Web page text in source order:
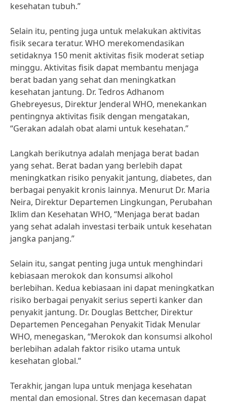
kesehatan tubuh.”
Selain itu, penting juga untuk melakukan aktivitas
fisik secara teratur. WHO merekomendasikan
setidaknya 150 menit aktivitas fisik moderat setiap
minggu. Aktivitas fisik dapat membantu menjaga
berat badan yang sehat dan meningkatkan
kesehatan jantung. Dr. Tedros Adhanom
Ghebreyesus, Direktur Jenderal WHO, menekankan
pentingnya aktivitas fisik dengan mengatakan,
“Gerakan adalah obat alami untuk kesehatan.”
Langkah berikutnya adalah menjaga berat badan
yang sehat. Berat badan yang berlebih dapat
meningkatkan risiko penyakit jantung, diabetes, dan
berbagai penyakit kronis lainnya. Menurut Dr. Maria
Neira, Direktur Departemen Lingkungan, Perubahan
Iklim dan Kesehatan WHO, “Menjaga berat badan
yang sehat adalah investasi terbaik untuk kesehatan
jangka panjang.”
Selain itu, sangat penting juga untuk menghindari
kebiasaan merokok dan konsumsi alkohol
berlebihan. Kedua kebiasaan ini dapat meningkatkan
risiko berbagai penyakit serius seperti kanker dan
penyakit jantung. Dr. Douglas Bettcher, Direktur
Departemen Pencegahan Penyakit Tidak Menular
WHO, menegaskan, “Merokok dan konsumsi alkohol
berlebihan adalah faktor risiko utama untuk
kesehatan global.”
Terakhir, jangan lupa untuk menjaga kesehatan
mental dan emosional. Stres dan kecemasan dapat